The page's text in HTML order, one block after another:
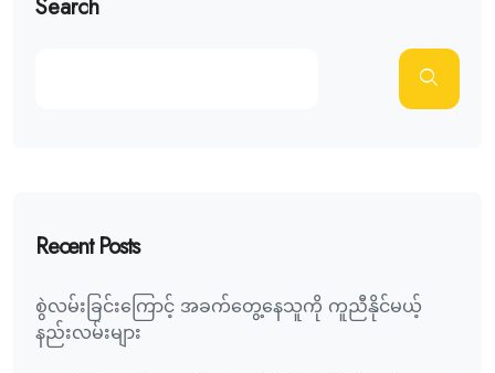
Search
Recent Posts
စွဲလမ်းခြင်းကြောင့် အခက်တွေ့နေသူကို ကူညီနိုင်မယ့်
နည်းလမ်းများ